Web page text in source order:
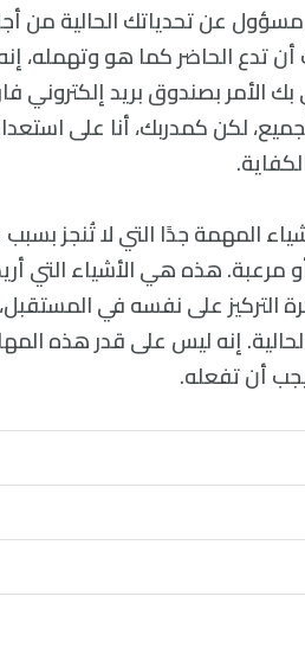
عن تحدياتك الحالية من
الحاضر كما هو وتهمله،
الأمر بصندوق بريد إلكتروني
لكن كمدربك، أنا على
المهمة جدًا التي لا تُنجز
مرعبة. هذه هي الأشياء التي
على نفسه في المستقبل،
إنه ليس على قدر هذه
أن تفعله.